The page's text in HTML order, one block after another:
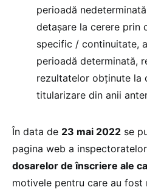
perioadă
detașare la cerere prin
specific / continuitate,
perioadă determinată,
rezultatelor obținute la
titularizare din anii
În data de 23 mai 2022 se
pagina web a
dosarelor de înscriere ale
motivele pentru care au fost